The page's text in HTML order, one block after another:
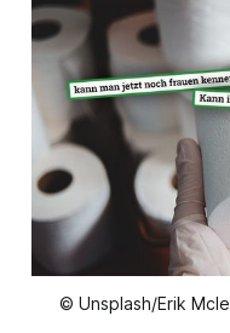
© Unsplash/Erik